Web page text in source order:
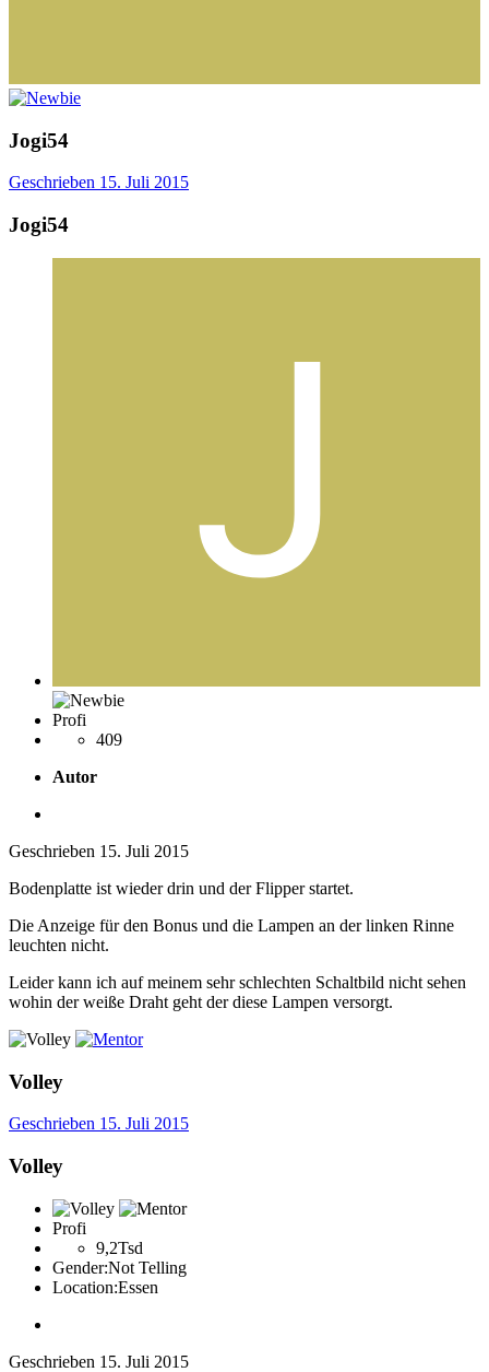
Jogi54
Geschrieben 15. Juli 2015
Jogi54
Profi
409
Autor
Geschrieben 15. Juli 2015
Bodenplatte ist wieder drin und der Flipper startet.
Die Anzeige für den Bonus und die Lampen an der linken Rinne
leuchten nicht.
Leider kann ich auf meinem sehr schlechten Schaltbild nicht sehen
wohin der weiße Draht geht der diese Lampen versorgt.
Volley
Geschrieben 15. Juli 2015
Volley
Profi
9,2Tsd
Gender:Not Telling
Location:Essen
Geschrieben 15. Juli 2015